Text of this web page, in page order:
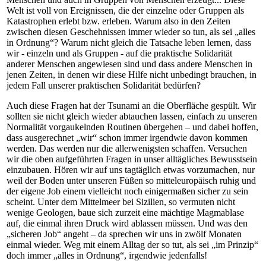
Welt ist voll von Ereignissen, die der einzelne oder Gruppen als
Katastrophen erlebt bzw. erleben. Warum also in den Zeiten
zwischen diesen Geschehnissen immer wieder so tun, als sei „alles
in Ordnung“? Warum nicht gleich die Tatsache leben lernen, dass
wir - einzeln und als Gruppen - auf die praktische Solidarität
anderer Menschen angewiesen sind und dass andere Menschen in
jenen Zeiten, in denen wir diese Hilfe nicht unbedingt brauchen, in
jedem Fall unserer praktischen Solidarität bedürfen?
Auch diese Fragen hat der Tsunami an die Oberfläche gespült. Wir
sollten sie nicht gleich wieder abtauchen lassen, einfach zu unseren
Normalität vorgaukelnden Routinen übergehen – und dabei hoffen,
dass ausgerechnet „wir“ schon immer irgendwie davon kommen
werden. Das werden nur die allerwenigsten schaffen. Versuchen
wir die oben aufgeführten Fragen in unser alltägliches Bewusstsein
einzubauen. Hören wir auf uns tagtäglich etwas vorzumachen, nur
weil der Boden unter unseren Füßen so mitteleuropäisch ruhig und
der eigene Job einem vielleicht noch einigermaßen sicher zu sein
scheint. Unter dem Mittelmeer bei Sizilien, so vermuten nicht
wenige Geologen, baue sich zurzeit eine mächtige Magmablase
auf, die einmal ihren Druck wird ablassen müssen. Und was den
„sicheren Job“ angeht – da sprechen wir uns in zwölf Monaten
einmal wieder. Weg mit einem Alltag der so tut, als sei „im Prinzip“
doch immer „alles in Ordnung“, irgendwie jedenfalls!